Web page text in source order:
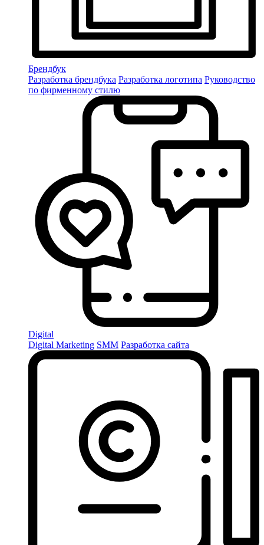
Брендбук
Разработка брендбука Разработка логотипа Руководство
по фирменному стилю
Digital
Digital Marketing SMM Разработка сайта